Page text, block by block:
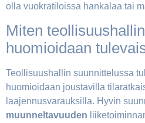
olla vuokratiloissa hankalaa tai
Miten
huomioidaan
Teollisuushallin suunnittelussa
huomioidaan joustavilla
laajennusvarauksilla. Hyvin
muunneltavuuden